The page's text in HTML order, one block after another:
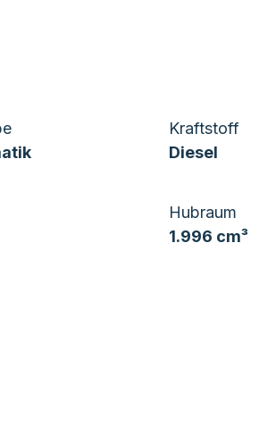
Kraftstoff
Diesel
Hubraum
1.996 cm³